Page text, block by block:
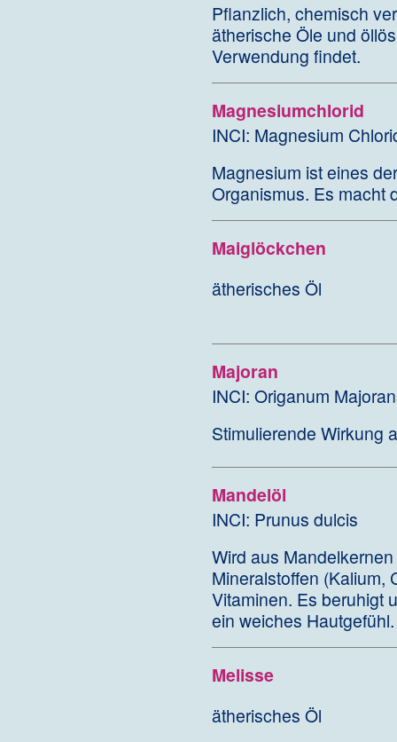
Pflanzlich, chemisch
ätherische Öle und
Verwendung findet.
Magnesiumchlorid
INCI: Magnesium
Magnesium ist eines
Organismus. Es macht
Maiglöckchen
ätherisches Öl
Majoran
INCI: Origanum
Stimulierende Wirkung
Mandelöl
INCI: Prunus dulcis
Wird aus
Mineralstoffen (Kalium,
Vitaminen. Es beruhigt
ein weiches Hautgefühl.
Melisse
ätherisches Öl